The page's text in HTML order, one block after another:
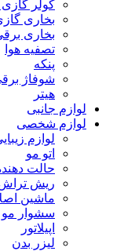
کولر گازی
بخاری
بخاری
تصفیه هوا
پنکه
شوفاژ
هیتر
لوازم جانبی
لوازم شخصی
لوازم
اتو مو
حالت
ریش
ماشین
سشوار مو
اپیلاتور
لیزر بدن